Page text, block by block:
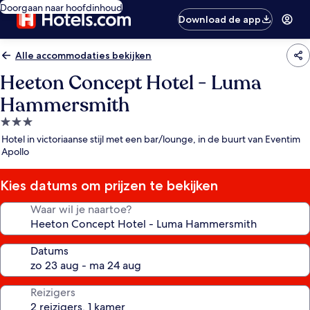
Doorgaan naar hoofdinhoud
Download de app
Alle accommodaties bekijken
Heeton Concept Hotel - Luma
Hammersmith
3.0-
sterrenaccommodatie
Hotel in victoriaanse stijl met een bar/lounge, in de buurt van Eventim
Apollo
Kies datums om prijzen te bekijken
Waar wil je naartoe?
Datums
Reizigers